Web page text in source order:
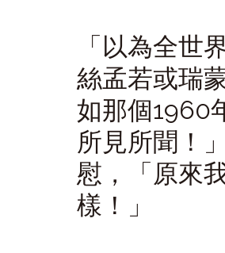
「以為全世
絲孟若或瑞
如那個1960
所見所聞！
慰，「原來
樣！」